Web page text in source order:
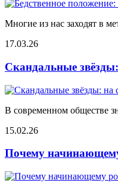
Многие из нас заходят в
17.03.26
Скандальные
В современном обществе
15.02.26
Почему